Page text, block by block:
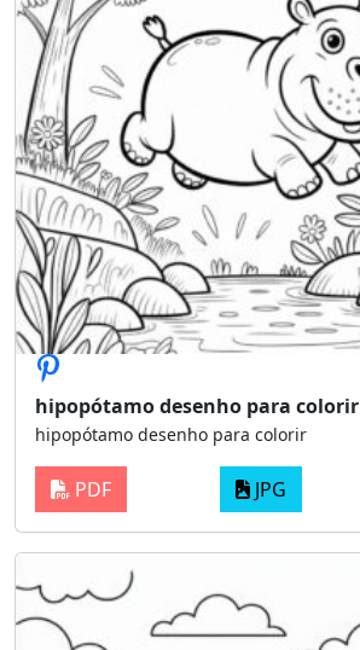
hipopótamo desenho para colorir
hipopótamo desenho para colorir
PDF JPG